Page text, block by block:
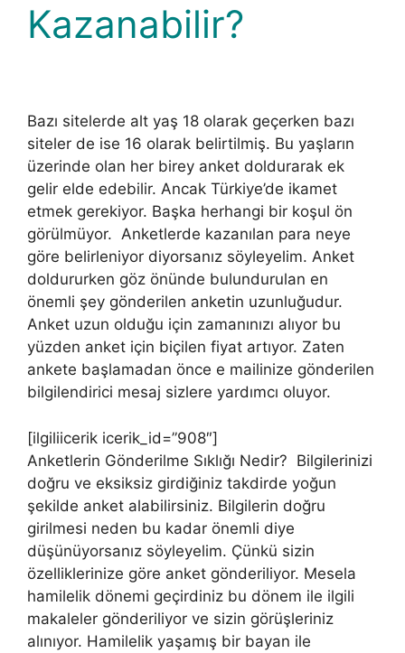
Kazanabilir?
Bazı sitelerde alt yaş 18 olarak geçerken bazı
siteler de ise 16 olarak belirtilmiş. Bu yaşların
üzerinde olan her birey anket doldurarak ek
gelir elde edebilir. Ancak Türkiye’de ikamet
etmek gerekiyor. Başka herhangi bir koşul ön
görülmüyor. Anketlerde kazanılan para neye
göre belirleniyor diyorsanız söyleyelim. Anket
doldururken göz önünde bulundurulan en
önemli şey gönderilen anketin uzunluğudur.
Anket uzun olduğu için zamanınızı alıyor bu
yüzden anket için biçilen fiyat artıyor. Zaten
ankete başlamadan önce e mailinize gönderilen
bilgilendirici mesaj sizlere yardımcı oluyor.
[ilgiliicerik icerik_id=”908″]
Anketlerin Gönderilme Sıklığı Nedir? Bilgilerinizi
doğru ve eksiksiz girdiğiniz takdirde yoğun
şekilde anket alabilirsiniz. Bilgilerin doğru
girilmesi neden bu kadar önemli diye
düşünüyorsanız söyleyelim. Çünkü sizin
özelliklerinize göre anket gönderiliyor. Mesela
hamilelik dönemi geçirdiniz bu dönem ile ilgili
makaleler gönderiliyor ve sizin görüşleriniz
alınıyor. Hamilelik yaşamış bir bayan ile